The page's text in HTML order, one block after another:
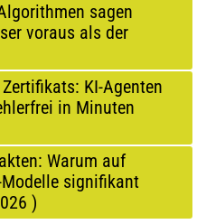
sagen
voraus als der
KI-Agenten
in Minuten
Warum auf
signifikant
)